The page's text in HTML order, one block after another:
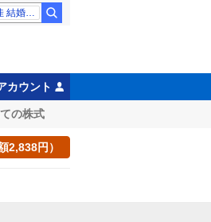
婚発表
カウント
の株式
2,838円）